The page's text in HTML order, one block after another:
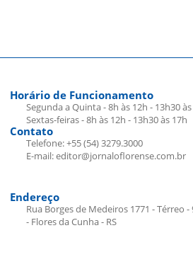
Horário de Funcionamento
Segunda a Quinta - 8h às 12h - 13h30
Sextas-feiras - 8h às 12h - 13h30 às 17h
Contato
Telefone: +55 (54) 3279.3000
E-mail: editor@jornaloflorense.com.br
Endereço
Rua Borges de Medeiros 1771 - Térreo -
- Flores da Cunha - RS